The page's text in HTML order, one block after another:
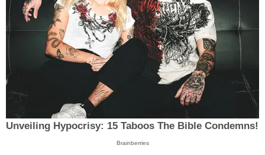
Unveiling Hypocrisy: 15 Taboos The Bible Condemns!
Brainberries